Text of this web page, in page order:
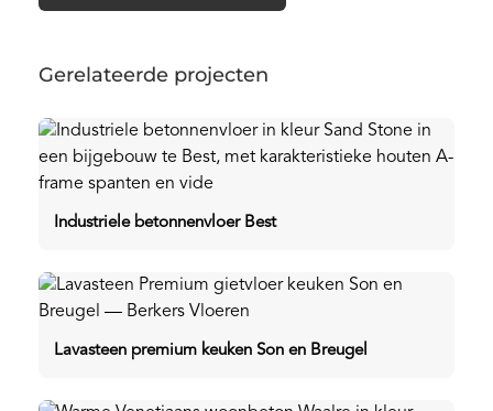
Gerelateerde projecten
Industriele betonnenvloer Best
Lavasteen premium keuken Son en Breugel